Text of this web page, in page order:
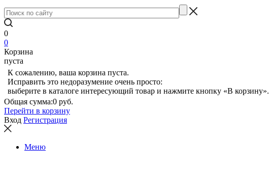
0
0
Корзина
пуста
К сожалению, ваша корзина пуста.
Исправить это недоразумение очень просто:
выберите в каталоге интересующий товар и нажмите кнопку «В корзину».
Общая сумма:0 руб.
Перейти в корзину
Вход Регистрация
Меню